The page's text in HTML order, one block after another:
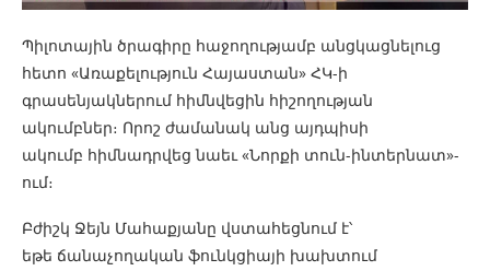
Պիլոտային ծրագիրը հաջողությամբ անցկացնելուց
հետո «Առաքելություն Հայաստան» ՀԿ-ի
գրասենյակներում հիմնվեցին հիշողության
ակումբներ։ Որոշ ժամանակ անց այդպիսի
ակումբ հիմնադրվեց նաեւ «Նորքի տուն-ինտերնատ»-
ում։
Բժիշկ Ջեյն Մահաքյանը վստահեցնում է՝
եթե ճանաչողական ֆունկցիայի խախտում